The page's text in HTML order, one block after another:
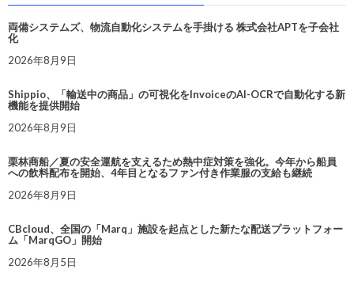
両備システムズ、物流自動化システムを手掛ける 株式会社APTを子会社
化
2026年8月9日
Shippio、「輸送中の商品」の可視化をInvoiceのAI-OCRで自動化する新
機能を提供開始
2026年8月9日
栗林商船／夏の安全運航を支えるため熱中症対策を強化。今年から船員
への飲料配布を開始、4年目となるファン付き作業服の支給も継続
2026年8月9日
CBcloud、全国の「Marq」施設を起点とした新たな配送プラットフォー
ム「MarqGO」開始
2026年8月5日